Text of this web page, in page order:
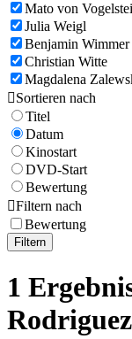
Mato von
Julia Weigl
Benjamin Wimmer
Christian Witte
Magdalena
Sortieren nach
Titel
Datum
Kinostart
DVD-Start
Bewertung
Filtern nach
Bewertung
Filtern
1